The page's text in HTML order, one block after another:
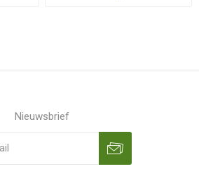
Nieuwsbrief